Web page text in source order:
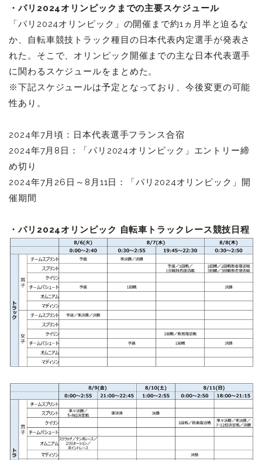
・パリ2024オリンピックまでの主要スケジュール
「パリ2024オリンピック」の開催まで約1ヵ月半と迫るな
か、自転車競技トラック種目の日本代表内定選手が発表さ
れた。そこで、オリンピック開催までの主な日本代表選手
に関わるスケジュールをまとめた。
※下記スケジュールは予定となっており、今後変更の可能
性あり。
2024年7月頃：日本代表選手フランス合宿
2024年7月8日：「パリ2024オリンピック」エントリー締
め切り
2024年7月26日～8月11日：「パリ2024オリンピック」開
催期間
・パリ2024オリンピック 自転車トラックレース競技日程